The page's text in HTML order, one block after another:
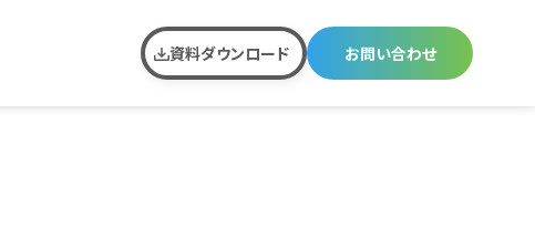
資料ダウンロード お問い合わせ